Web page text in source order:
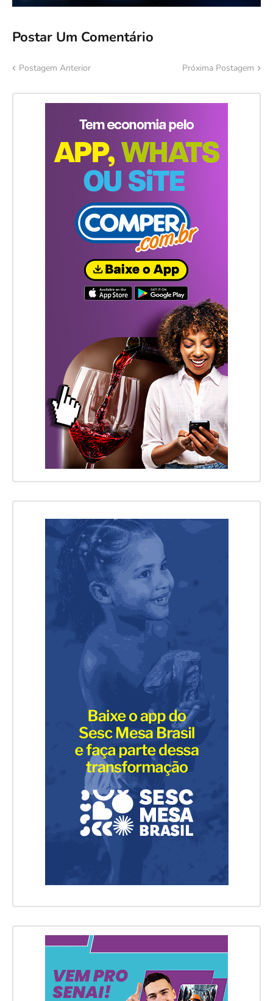
Postar Um Comentário
Postagem Anterior Próxima Postagem